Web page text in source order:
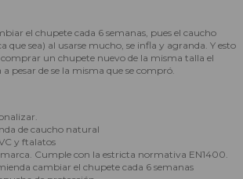
el chupete cada 6 semanas, pues el caucho
que sea) al usarse mucho, se infla y agranda. Y esto
un chupete nuevo de la misma talla el
pesar de se la misma que se compró.
de caucho natural
y ftalatos
Cumple con la estricta normativa EN1400.
cambiar el chupete cada 6 semanas